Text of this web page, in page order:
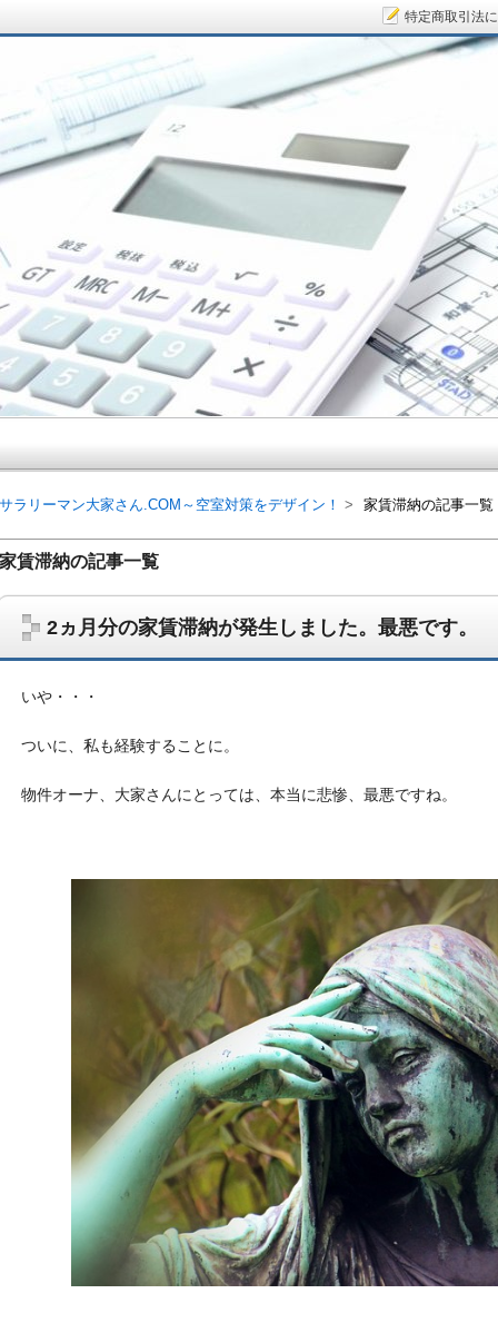
家賃滞納の記事一覧
2ヵ月分の家賃滞納が発生しました。最悪です。
いや・・・
ついに、私も経験することに。
物件オーナ、大家さんにとっては、本当に悲惨、最悪ですね。
サラリーマン大家さん.COM～空室対策をデザイン！ 家賃滞納の記事一覧
サラリーマン大家さん.COM～空
on書籍出版、多拠点居住の暮らしぶり、旅行業務取扱管理者、宅建等
特定商取引法